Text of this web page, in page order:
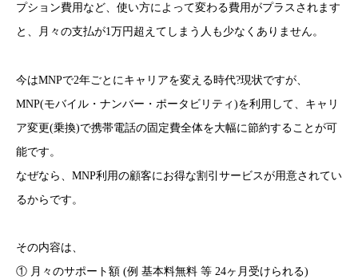
プション費用など、使い方によって変わる費用がプラスされます
と、月々の支払が1万円超えてしまう人も少なくありません。
今はMNPで2年ごとにキャリアを変える時代?現状ですが、
MNP(モバイル・ナンバー・ポータビリティ)を利用して、キャリ
ア変更(乗換)で携帯電話の固定費全体を大幅に節約することが可
能です。
なぜなら、MNP利用の顧客にお得な割引サービスが用意されてい
るからです。
その内容は、
① 月々のサポート額 (例 基本料無料 等 24ヶ月受けられる)